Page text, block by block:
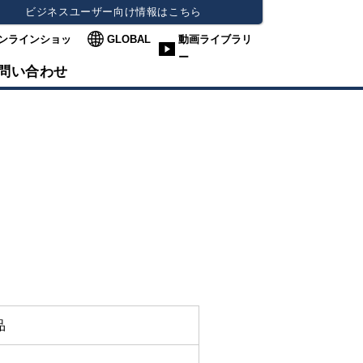
ビジネスユーザー向け情報はこちら
ラインショッ
GLOBAL
動画ライブラリ
ー
い合わせ